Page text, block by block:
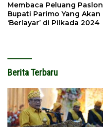
Membaca Peluang Paslon
Bupati Parimo Yang Akan
‘Berlayar’ di Pilkada 2024
Berita Terbaru